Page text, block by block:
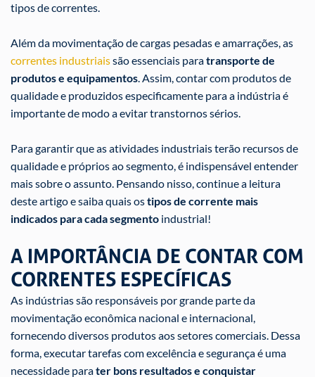
tipos de correntes.
Além da movimentação de cargas pesadas e amarrações, as
correntes industriaissão essenciais paratransporte de
produtos e equipamentos. Assim, contar com produtos de
qualidade e produzidos especificamente para a indústria é
importante de modo a evitar transtornos sérios.
Para garantir que as atividades industriais terão recursos de
qualidade e próprios ao segmento, é indispensável entender
mais sobre o assunto. Pensando nisso, continue a leitura
deste artigo e saiba quais ostipos de corrente mais
indicados para cada segmento industrial!
A IMPORTÂNCIA DE CONTAR COM
CORRENTES ESPECÍFICAS
As indústrias são responsáveis por grande parte da
movimentação econômica nacional e internacional,
fornecendo diversos produtos aos setores comerciais. Dessa
forma, executar tarefas com excelência e segurança é uma
necessidade parater bons resultados e conquistar